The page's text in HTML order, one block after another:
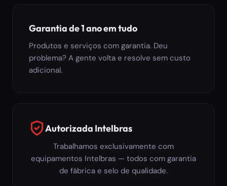
Garantia de 1 ano em tudo
Produtos e serviços com garantia. Deu
problema? A gente volta e resolve sem custo
adicional.
Autorizada Intelbras
Trabalhamos exclusivamente com
equipamentos Intelbras — todos com garantia
de fábrica e selo de qualidade.